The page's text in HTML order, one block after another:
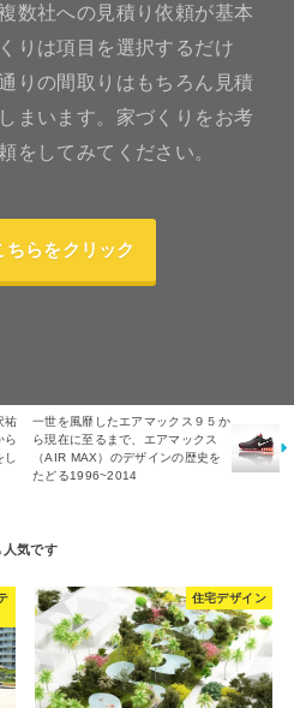
数社への見積り依頼が基本
りは項目を選択するだけ
りの間取りはもちろん見積
まいます。家づくりをお考
をしてみてください。
ちらをクリック
祐
ら
し
一世を風靡したエアマックス９５か
ら現在に至るまで、エアマックス
（AIR MAX）のデザインの歴史を
たどる1996~2014
住宅デザイン